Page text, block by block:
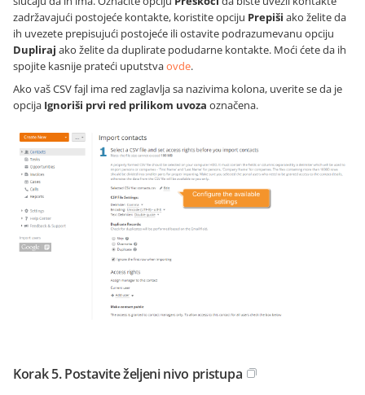
zadržavajući postojeće kontakte, koristite opciju Prepiši ako želite da
ih uvezete prepisujući postojeće ili ostavite podrazumevanu opciju
Dupliraj ako želite da duplirate podudarne kontakte. Moći ćete da ih
spojite kasnije prateći uputstvaovde.
Ako vaš CSV fajl ima red zaglavlja sa nazivima kolona, uverite se da je
opcija Ignoriši prvi red prilikom uvoza označena.
Korak 5. Postavite željeni nivo pristupa